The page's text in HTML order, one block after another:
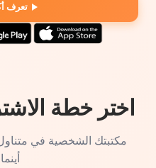
تعرف
اختر خطة
مكتبتك الشخصية في